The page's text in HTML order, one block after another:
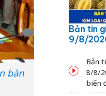
bàn
Bản tin
9/8/
Bản
8/8/
biến